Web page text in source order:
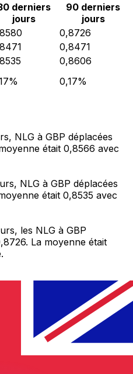
derniers
jours
90 derniers
jours
0,8726
0,8471
0,8606
0,17%
NLG à GBP déplacées
était 0,8566 avec
NLG à GBP déplacées
était 0,8535 avec
les NLG à GBP
La moyenne était
devises lorsque vous
les fonctionnalités
d'argent internationaux
des devises,